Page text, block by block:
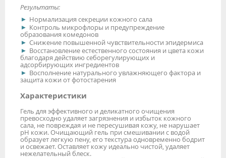
Результаты:
Нормализация секреции кожного сала
Контроль микрофлоры и предупреждение
образования комедонов
Снижение повышенной чувствительности эпидермиса
Восстановление естественного состояния и цвета кожи
благодаря действию себорегулирующих и
адсорбирующих ингредиентов
Восполнение натурального увлажняющего фактора и
защита кожи от фотостарения
Характеристики
Гель для эффективного и деликатного очищения
превосходно удаляет загрязнения и избыток кожного
сала, не повреждая и не пересушивая кожу, не нарушает
рН кожи. Очищающий гель при смешивании с водой
образует легкую пену, его текстура одновременно бодрит
и освежает. Оставляет кожу идеально чистой, удаляет
нежелательный блеск.